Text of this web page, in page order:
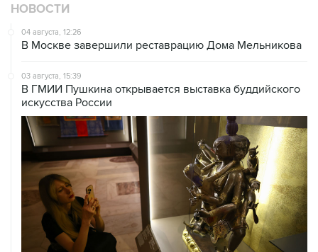
НОВОСТИ
04 августа, 12:26
В Москве завершили реставрацию Дома Мельникова
03 августа, 15:39
В ГМИИ Пушкина открывается выставка буддийского
искусства России